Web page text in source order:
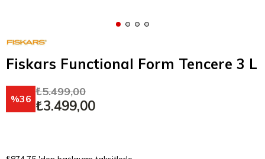
Fiskars Functional Form Tencere 3 L
36
₺5.499,00
₺3.499,00